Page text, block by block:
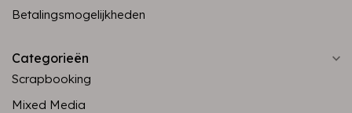
Betalingsmogelijkheden
Categorieën
Scrapbooking
Mixed Media